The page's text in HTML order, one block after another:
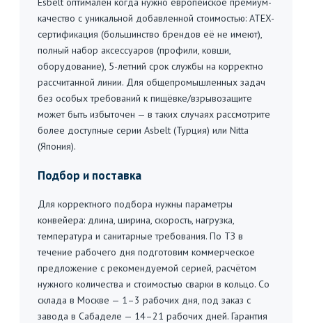
качество с уникальной добавленной стоимостью: ATEX-
сертификация (большинство брендов её не имеют),
полный набор аксессуаров (профили, ковши,
оборудование), 5-летний срок службы на корректно
рассчитанной линии. Для общепромышленных задач
без особых требований к пищёвке/взрывозащите
может быть избыточен — в таких случаях рассмотрите
более доступные серии Asbelt (Турция) или Nitta
(Япония).
Подбор и поставка
Для корректного подбора нужны параметры
конвейера: длина, ширина, скорость, нагрузка,
температура и санитарные требования. По ТЗ в
течение рабочего дня подготовим коммерческое
предложение с рекомендуемой серией, расчётом
нужного количества и стоимостью сварки в кольцо. Со
склада в Москве — 1–3 рабочих дня, под заказ с
завода в Сабаделе — 14–21 рабочих дней. Гарантия